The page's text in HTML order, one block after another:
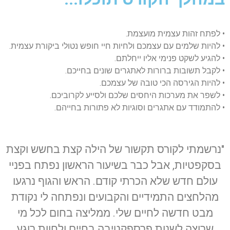
• לפתח זהות עצמית מועצמת.
• להיות שלמים עם עצמכם ולחיות חיי חופש נטולי ביקורת עצמית.
• להגיע לשקט פנימי אליו ייחלתם.
• לקבל תשובות ברורות לאתגרים שונים בחייכם.
• להיות הגירסה הכי טובה של עצמכם.
• לשפר את מערכות היחסים שלכם ולסייע לקרוביכם.
• להתמודד עם אתגרים וסוגיות לא פתורות בחייהם.
"נרשמתי לקורס תקשור של הילה קצת בחשש וקצת
בסקפטיות, אבל כבר בשיעור הראשון נפתח בפניי
עולם חדש שלא הכרתי קודם. הראש והגוף נרגעו
מהלחצים התמידיים והקבועים ונפתחה לי נקודת
מבט חדשה לחיים שלי. ממליצה בחום לכל מי